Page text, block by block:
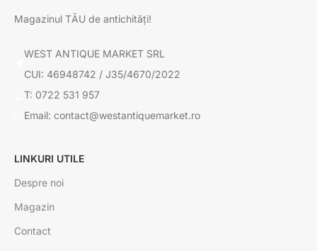
Magazinul TĂU de antichități!
WEST ANTIQUE MARKET SRL
CUI: 46948742 / J35/4670/2022
T: 0722 531 957
Email: contact@westantiquemarket.ro
LINKURI UTILE
Despre noi
Magazin
Contact